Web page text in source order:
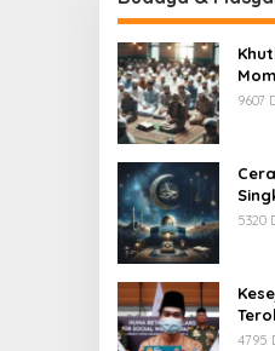
Hati
9607
5320
4795